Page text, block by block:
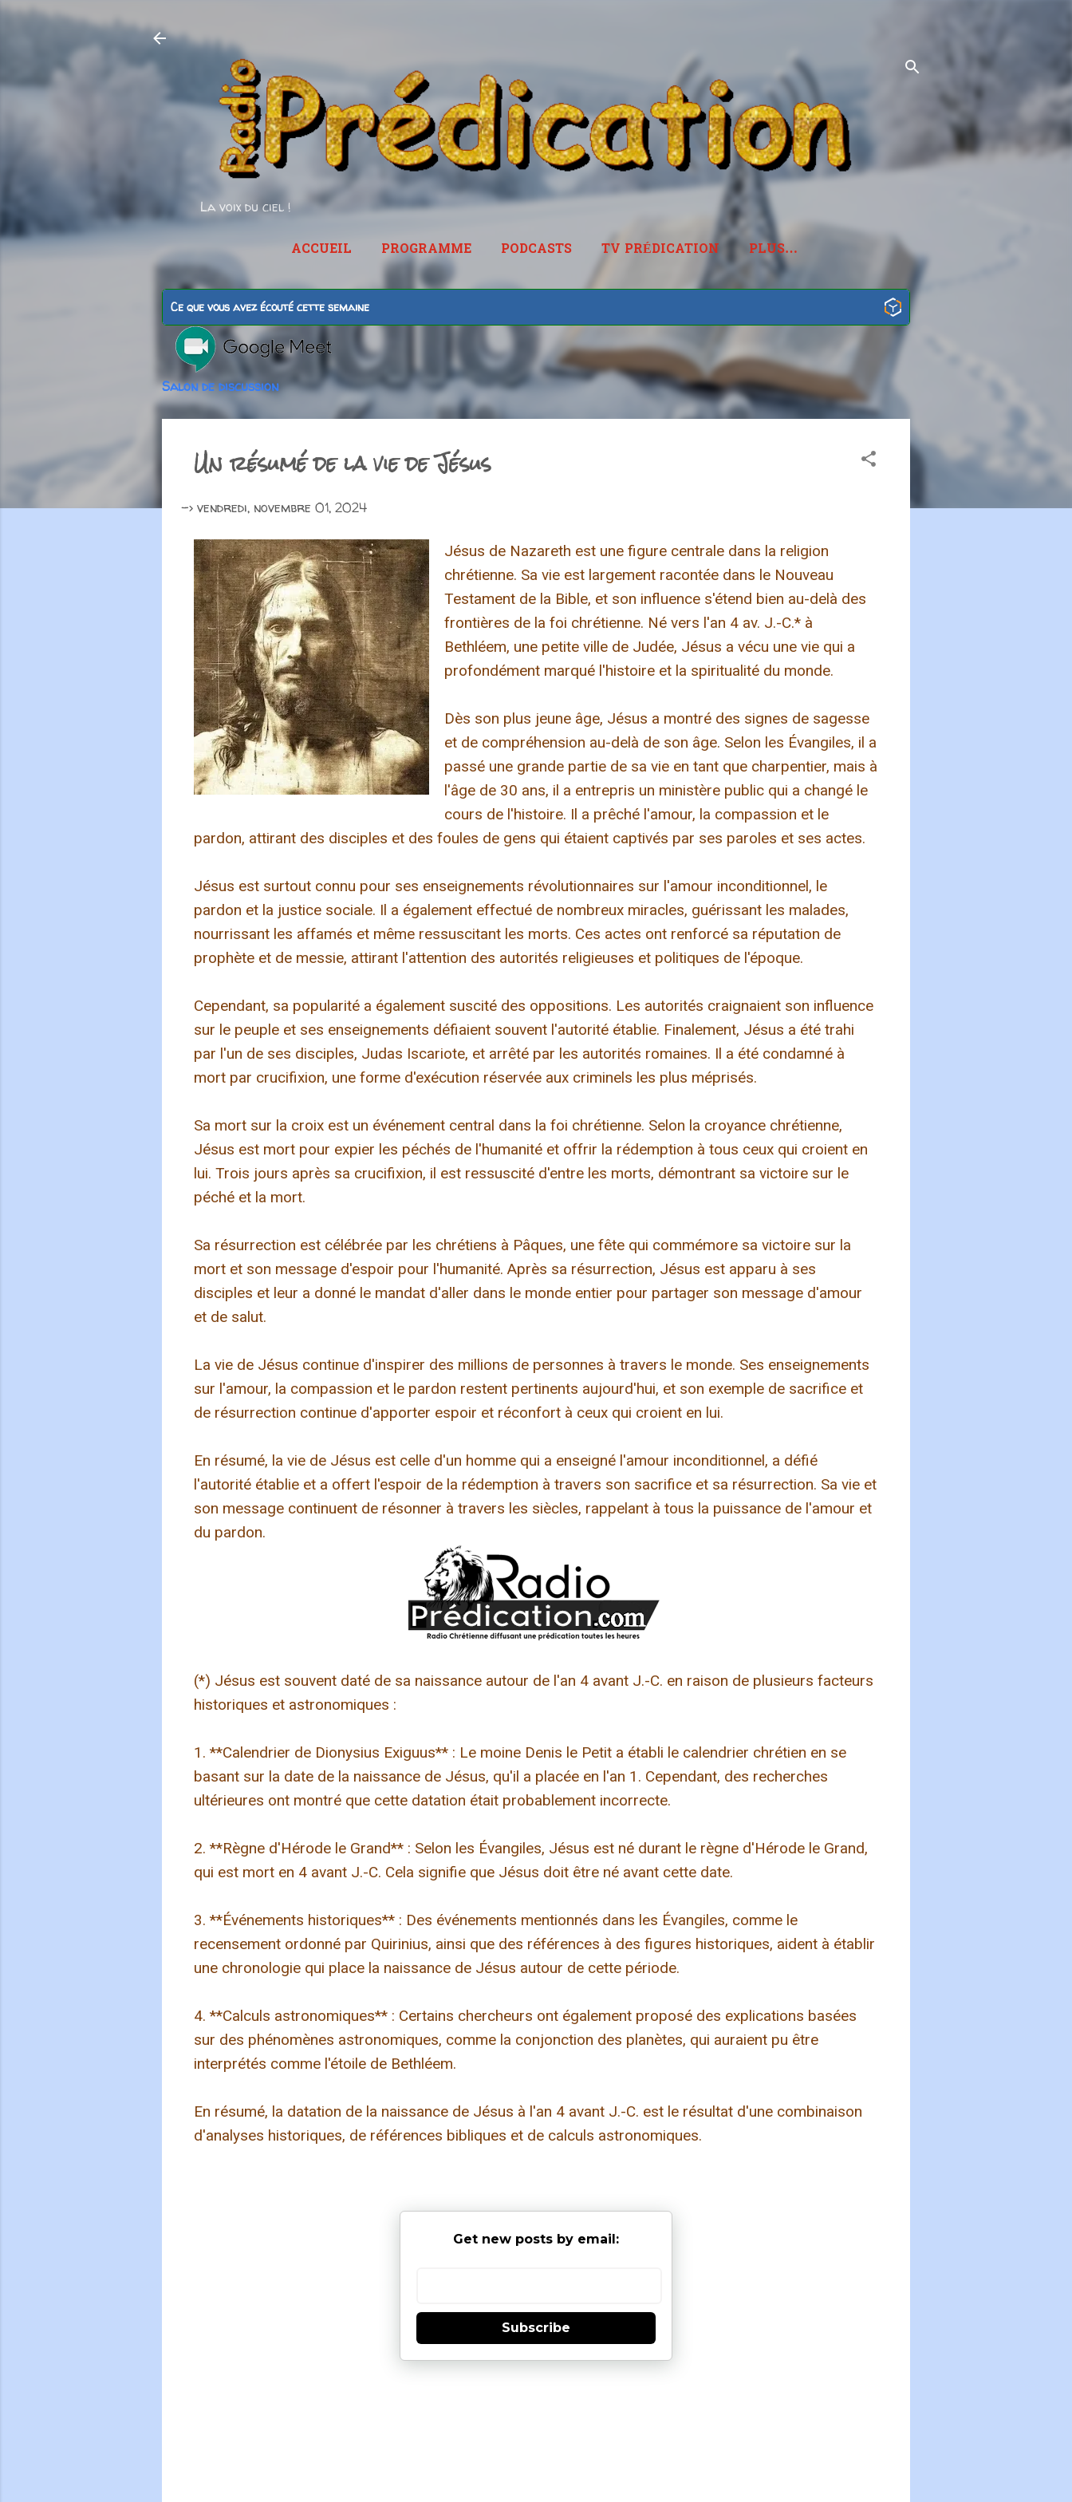
La voix du ciel !
ACCUEIL PROGRAMME PODCASTS TV PRÉDICATION PLUS…
RADIOPREDICATION.FR
Ce que vous avez écouté cette semaine
Salon de discussion
Un résumé de la vie de Jésus
-> vendredi, novembre 01, 2024
Jésus de Nazareth est une figure centrale dans la religion
chrétienne. Sa vie est largement racontée dans le Nouveau
Testament de la Bible, et son influence s'étend bien au-delà des
frontières de la foi chrétienne. Né vers l'an 4 av. J.-C.* à
Bethléem, une petite ville de Judée, Jésus a vécu une vie qui a
profondément marqué l'histoire et la spiritualité du monde.
Dès son plus jeune âge, Jésus a montré des signes de sagesse
et de compréhension au-delà de son âge. Selon les Évangiles, il a
passé une grande partie de sa vie en tant que charpentier, mais à
l'âge de 30 ans, il a entrepris un ministère public qui a changé le
cours de l'histoire. Il a prêché l'amour, la compassion et le
pardon, attirant des disciples et des foules de gens qui étaient captivés par ses paroles et ses actes.
Jésus est surtout connu pour ses enseignements révolutionnaires sur l'amour inconditionnel, le
pardon et la justice sociale. Il a également effectué de nombreux miracles, guérissant les malades,
nourrissant les affamés et même ressuscitant les morts. Ces actes ont renforcé sa réputation de
prophète et de messie, attirant l'attention des autorités religieuses et politiques de l'époque.
Cependant, sa popularité a également suscité des oppositions. Les autorités craignaient son influence
sur le peuple et ses enseignements défiaient souvent l'autorité établie. Finalement, Jésus a été trahi
par l'un de ses disciples, Judas Iscariote, et arrêté par les autorités romaines. Il a été condamné à
mort par crucifixion, une forme d'exécution réservée aux criminels les plus méprisés.
Sa mort sur la croix est un événement central dans la foi chrétienne. Selon la croyance chrétienne,
Jésus est mort pour expier les péchés de l'humanité et offrir la rédemption à tous ceux qui croient en
lui. Trois jours après sa crucifixion, il est ressuscité d'entre les morts, démontrant sa victoire sur le
péché et la mort.
Sa résurrection est célébrée par les chrétiens à Pâques, une fête qui commémore sa victoire sur la
mort et son message d'espoir pour l'humanité. Après sa résurrection, Jésus est apparu à ses
disciples et leur a donné le mandat d'aller dans le monde entier pour partager son message d'amour
et de salut.
La vie de Jésus continue d'inspirer des millions de personnes à travers le monde. Ses enseignements
sur l'amour, la compassion et le pardon restent pertinents aujourd'hui, et son exemple de sacrifice et
de résurrection continue d'apporter espoir et réconfort à ceux qui croient en lui.
En résumé, la vie de Jésus est celle d'un homme qui a enseigné l'amour inconditionnel, a défié
l'autorité établie et a offert l'espoir de la rédemption à travers son sacrifice et sa résurrection. Sa vie et
son message continuent de résonner à travers les siècles, rappelant à tous la puissance de l'amour et
du pardon.
(*) Jésus est souvent daté de sa naissance autour de l'an 4 avant J.-C. en raison de plusieurs facteurs
historiques et astronomiques :
1. **Calendrier de Dionysius Exiguus** : Le moine Denis le Petit a établi le calendrier chrétien en se
basant sur la date de la naissance de Jésus, qu'il a placée en l'an 1. Cependant, des recherches
ultérieures ont montré que cette datation était probablement incorrecte.
2. **Règne d'Hérode le Grand** : Selon les Évangiles, Jésus est né durant le règne d'Hérode le Grand,
qui est mort en 4 avant J.-C. Cela signifie que Jésus doit être né avant cette date.
3. **Événements historiques** : Des événements mentionnés dans les Évangiles, comme le
recensement ordonné par Quirinius, ainsi que des références à des figures historiques, aident à établir
une chronologie qui place la naissance de Jésus autour de cette période.
4. **Calculs astronomiques** : Certains chercheurs ont également proposé des explications basées
sur des phénomènes astronomiques, comme la conjonction des planètes, qui auraient pu être
interprétés comme l'étoile de Bethléem.
En résumé, la datation de la naissance de Jésus à l'an 4 avant J.-C. est le résultat d'une combinaison
d'analyses historiques, de références bibliques et de calculs astronomiques.
Get new posts by email:
Subscribe